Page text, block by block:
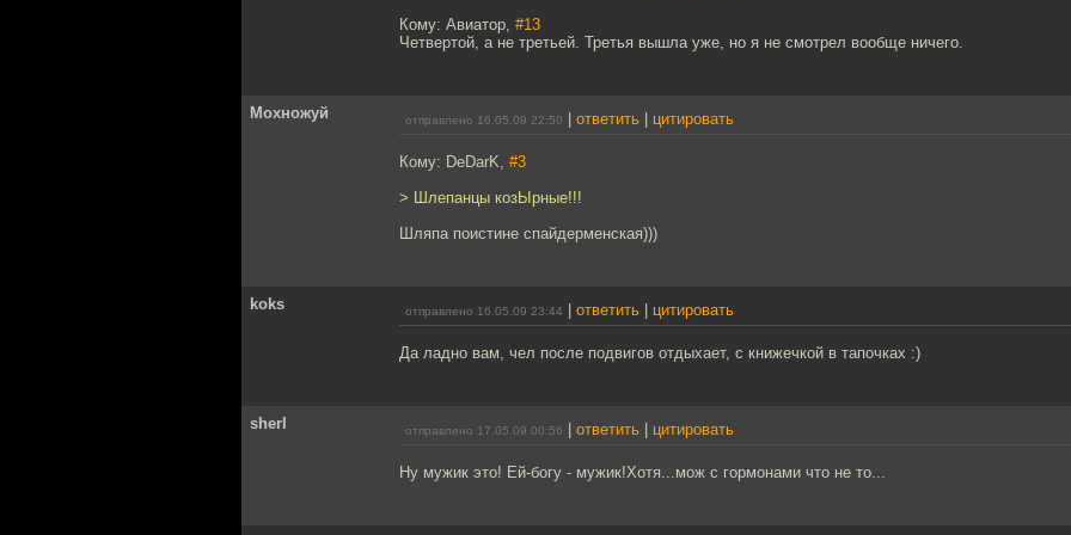
Кому: Авиатор, #13
Четвертой, а не третьей. Третья вышла уже, но я не смотрел вообще ничего.
Мохножуй отправлено 16.05.09 22:50 ответить цитировать
Кому: DeDarK, #3
> Шлепанцы козЫрные!!!
Шляпа поистине спайдерменская)))
koks отправлено 16.05.09 23:44 ответить цитировать
Да ладно вам, чел после подвигов отдыхает, с книжечкой в тапочках :)
sherl отправлено 17.05.09 00:56 ответить цитировать
Ну мужик это! Ей-богу - мужик!Хотя...мож с гормонами что не то...